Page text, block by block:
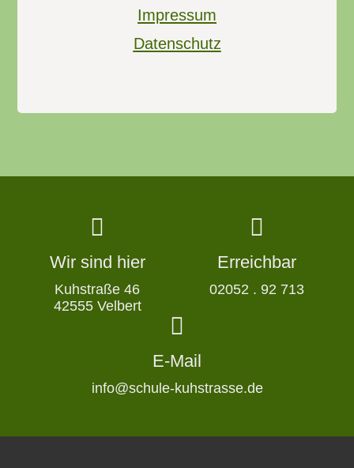
Impressum
Datenschutz
Wir sind hier
Kuhstraße 46
42555 Velbert
Erreichbar
02052 . 92 713
E-Mail
info@schule-kuhstrasse.de